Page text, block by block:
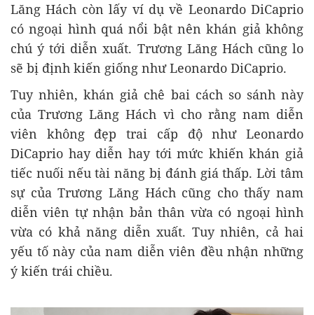
Lăng Hách còn lấy ví dụ về Leonardo DiCaprio
có ngoại hình quá nổi bật nên khán giả không
chú ý tới diễn xuất. Trương Lăng Hách cũng lo
sẽ bị định kiến giống như Leonardo DiCaprio.
Tuy nhiên, khán giả chê bai cách so sánh này
của Trương Lăng Hách vì cho rằng nam diễn
viên không đẹp trai cấp độ như Leonardo
DiCaprio hay diễn hay tới mức khiến khán giả
tiếc nuối nếu tài năng bị đánh giá thấp. Lời tâm
sự của Trương Lăng Hách cũng cho thấy nam
diễn viên tự nhận bản thân vừa có ngoại hình
vừa có khả năng diễn xuất. Tuy nhiên, cả hai
yếu tố này của nam diễn viên đều nhận những
ý kiến trái chiều.